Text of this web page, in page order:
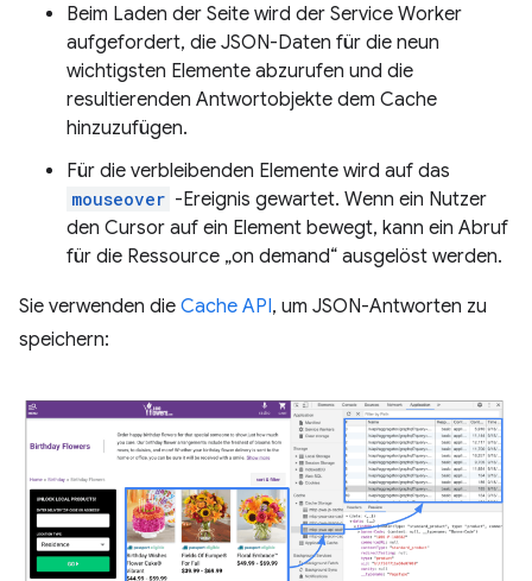
Beim Laden der Seite wird der Service Worker
aufgefordert, die JSON-Daten für die neun
wichtigsten Elemente abzurufen und die
resultierenden Antwortobjekte dem Cache
hinzuzufügen.
Für die verbleibenden Elemente wird auf das
mouseover -Ereignis gewartet. Wenn ein Nutzer
den Cursor auf ein Element bewegt, kann ein Abruf
für die Ressource „on demand“ ausgelöst werden.
Sie verwenden die Cache API, um JSON-Antworten zu
speichern: